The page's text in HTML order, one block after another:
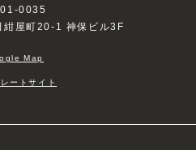
0035
紺屋町20-1 神保ビル3F
Map
ートサイト